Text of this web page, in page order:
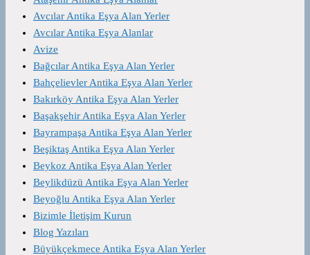
Avcılar Antika Eşya Alan Yerler
Avcılar Antika Eşya Alanlar
Avize
Bağcılar Antika Eşya Alan Yerler
Bahçelievler Antika Eşya Alan Yerler
Bakırköy Antika Eşya Alan Yerler
Başakşehir Antika Eşya Alan Yerler
Bayrampaşa Antika Eşya Alan Yerler
Beşiktaş Antika Eşya Alan Yerler
Beykoz Antika Eşya Alan Yerler
Beylikdüzü Antika Eşya Alan Yerler
Beyoğlu Antika Eşya Alan Yerler
Bizimle İletişim Kurun
Blog Yazıları
Büyükçekmece Antika Eşya Alan Yerler